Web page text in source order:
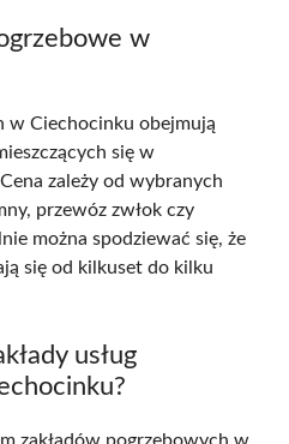
w
w Ciechocinku obejmują
się w
zależy od wybranych
przewóz zwłok czy
można spodziewać się, że
się od kilkuset do kilku
usług